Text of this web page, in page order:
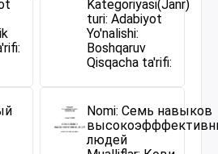
Kategoriyasi(Janr)
turi: Adabiyot
Yo'nalishi:
Boshqaruv
Qisqacha ta'rifi:
Nomi: Семь навыков
людей